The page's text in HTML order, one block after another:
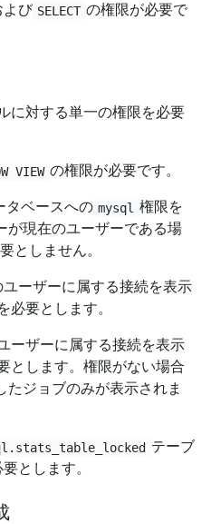
よび SELECT の権限が必要で
に対する単一の権限を必要
VIEW の権限が必要です。
タベースへの mysql 権限を
が現在のユーザーである場
としません。
ユーザーに属する接続を表示
必要とします。
ーザーに属する接続を表示
とします。権限がない場合
ジョブのみが表示されま
テーブ
とします。